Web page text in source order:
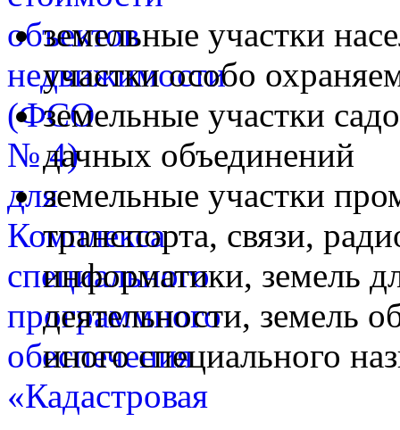
земельные участки
участки особо
земельные участки
дачных объединений
земельные участки
транспорта, связи,
информатики, земель
деятельности, земель
иного специального